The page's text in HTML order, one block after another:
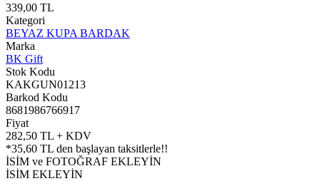
339,00 TL
Kategori
BEYAZ KUPA BARDAK
Marka
BK Gift
Stok Kodu
KAKGUN01213
Barkod Kodu
8681986766917
Fiyat
282,50 TL + KDV
*35,60 TL den başlayan taksitlerle!!
İSİM ve FOTOĞRAF EKLEYİN
İSİM EKLEYİN